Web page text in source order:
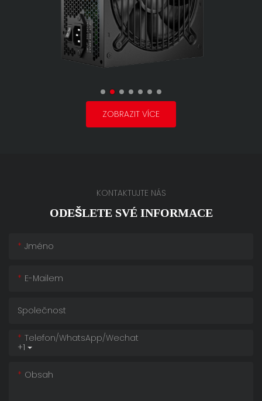
ZOBRAZIT VÍCE
KONTAKTUJTE NÁS
ODEŠLETE SVÉ INFORMACE
Jméno
E-Mailem
Společnost
+1
Telefon/whatsApp/wechat
Obsah